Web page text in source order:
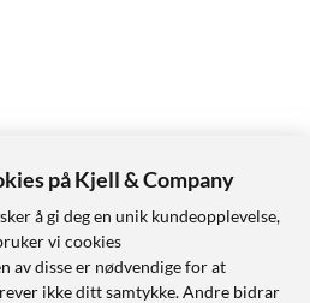
på Kjell & Company
å gi deg en unik kundeopplevelse,
vi cookies
av disse er nødvendige for at
ikke ditt samtykke. Andre bidrar